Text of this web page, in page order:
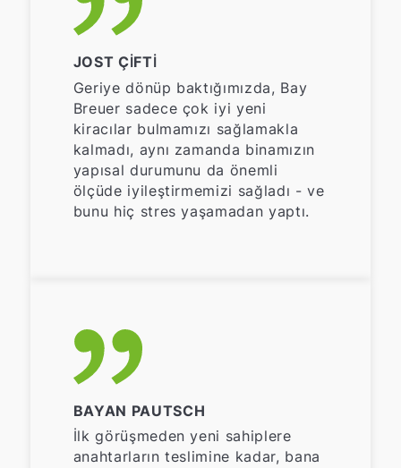
JOST ÇIFTI
Geriye dönüp baktığımızda, Bay
Breuer sadece çok iyi yeni
kiracılar bulmamızı sağlamakla
kalmadı, aynı zamanda binamızın
yapısal durumunu da önemli
ölçüde iyileştirmemizi sağladı - ve
bunu hiç stres yaşamadan yaptı.
BAYAN PAUTSCH
İlk görüşmeden yeni sahiplere
anahtarların teslimine kadar, bana